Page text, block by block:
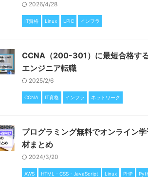
2026/4/28
IT資格 Linux LPIC インフラ
CCNA（200-301）に最短合格す
エンジニア転職
2025/2/6
CCNA IT資格 インフラ ネットワーク
プログラミング無料でオンライン
材まとめ
2024/3/20
AWS HTML・CSS・JavaScript Linux PHP